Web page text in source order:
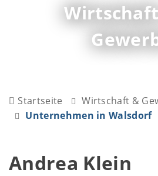
Startseite
Wirtschaft &
Unternehmen in Walsdorf
Andrea Klein